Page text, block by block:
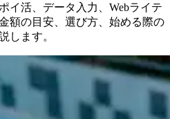
イ活、データ入力、Webライテ
額の目安、選び方、始める際の
します。